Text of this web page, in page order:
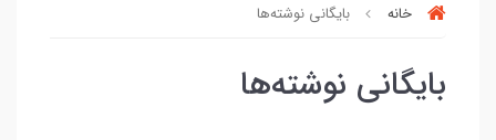
خانه بایگانی نوشته‌ها
بایگانی نوشته‌ها